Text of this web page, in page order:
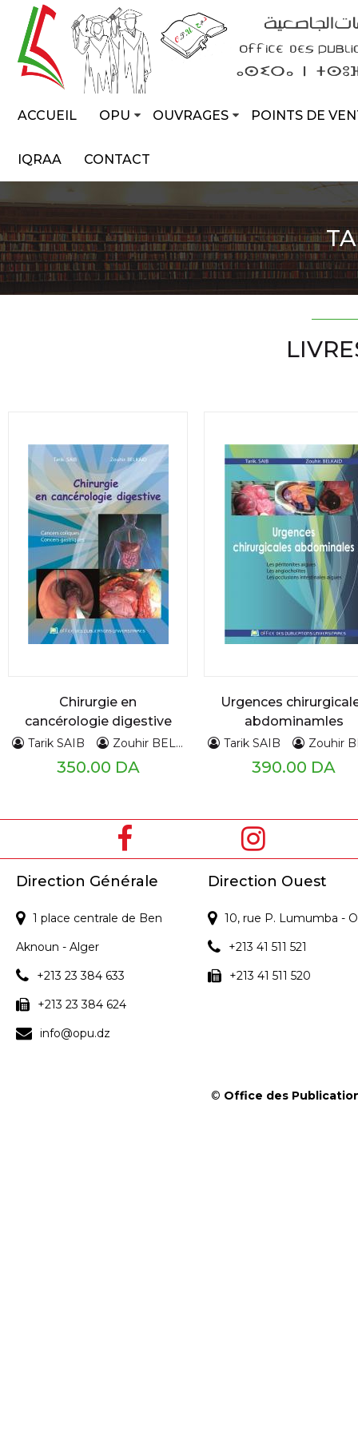
ACCUEIL OPU OUVRAGES POINTS DE
IQRAA CONTACT
Chirurgie en
cancérologie digestive
Tarik SAIB Zouhir BELKAID
350.00 DA
Urgences
abdominamles
Tarik SAIB Zouhir
390.00 DA
Direction Générale
1 place centrale de Ben
Aknoun - Alger
+213 23 384 633
+213 23 384 624
info@opu.dz
Direction Ouest
10, rue P. Lumumba -
+213 41 511 521
+213 41 511 520
© Office des